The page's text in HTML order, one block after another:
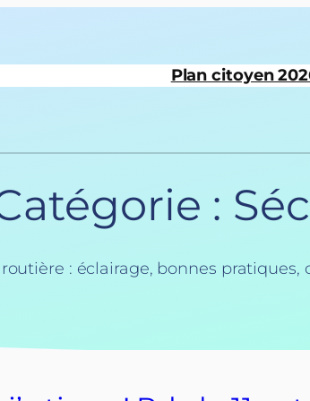
Plan citoyen
:
: éclairage, bonnes pratiques,